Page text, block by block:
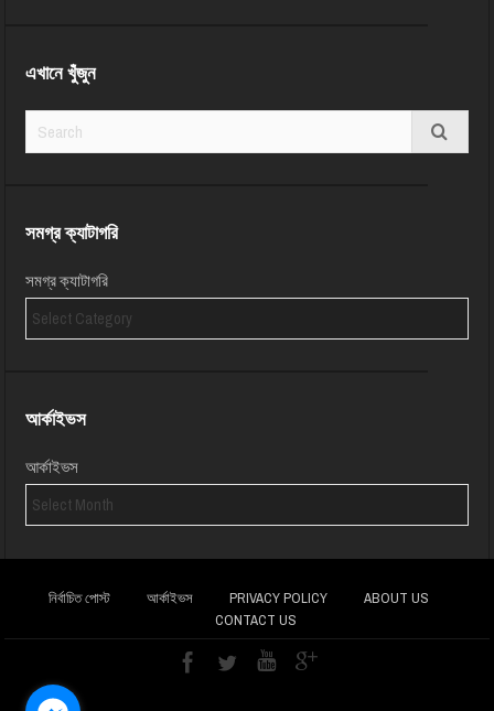
এখানে খুঁজুন
সমগ্র ক্যাটাগরি
সমগ্র ক্যাটাগরি
আর্কাইভস
আর্কাইভস
নির্বাচিত পোস্ট আর্কাইভস PRIVACY POLICY
ABOUT US
CONTACT US